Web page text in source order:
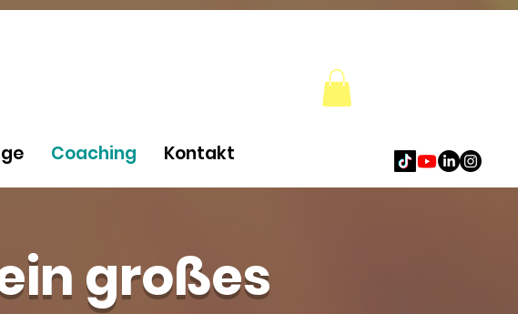
Coaching Kontakt
großes